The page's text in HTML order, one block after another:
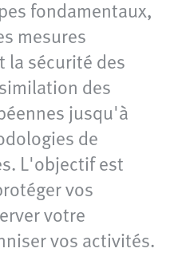
fondamentaux,
mesures
la sécurité des
des
jusqu'à
de
L'objectif est
vos
votre
vos activités.